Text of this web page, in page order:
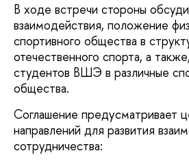
В ходе встречи стороны
взаимодействия, положение
спортивного общества в
отечественного спорта, а
студентов ВШЭ в различные
общества.
Соглашение предусматривает
направлений для развития
сотрудничества: